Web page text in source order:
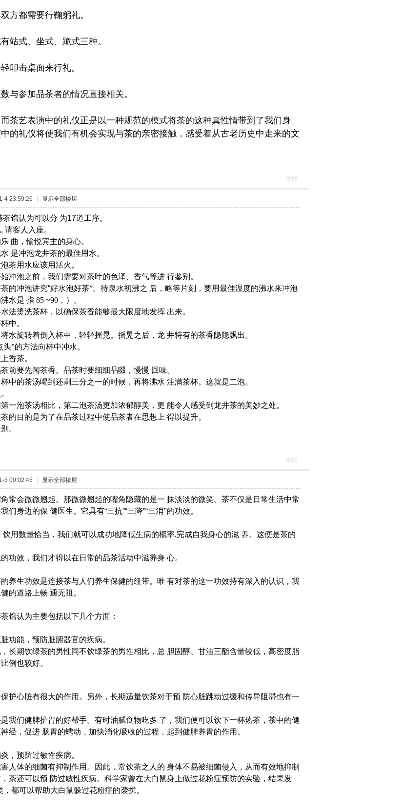
方都需要行鞠躬礼。
站式、坐式、跪式三种。
叩击桌面来行礼。
与参加品茶者的情况直接相关。
茶艺表演中的礼仪正是以一种规范的模式将茶的这种真性情带到了我们身
的礼仪将使我们有机会实现与茶的亲密接触，感受着从古老历史中走来的文
举报
4 23:59:26 显示全部楼层
茶馆认为可以分 为17道工序。
, 请客人入座。
曲，愉悦宾主的身心。
是冲泡龙井茶的最佳用水。
茶用水应该用活火。
冲泡之前，我们需要对茶叶的色泽、香气等进 行鉴别。
的冲泡讲究“好水泡好茶”。待泉水初沸之 后，略等片刻，要用最佳温度的沸水来冲泡
水是 指 85 ~90，）。
法烫洗茶杯，以确保茶香能够最大限度地发挥 出来。
中。
水旋转着倒入杯中，轻轻摇晃。摇晃之后，龙 井特有的茶香隐隐飘出。
头”的方法向杯中冲水。
香茶。
前要先闻茶香。品茶时要细细品啜，慢慢 回味。
中的茶汤喝到还剩三分之一的时候，再将沸水 注满茶杯。这就是二泡。
一泡茶汤相比，第二泡茶汤更加浓郁醇美，更 能令人感受到龙井茶的美妙之处。
的目的是为了在品茶过程中使品茶者在思想上 得以提升。
。
举报
5 00:02:45 显示全部楼层
常会微微翘起。那微微翘起的嘴角隐藏的是一 抹淡淡的微笑。茶不仅是日常生活中常
们身边的保 健医生。它具有“三抗”“三降”“三消”的功效。
饮用数量恰当，我们就可以成功地降低生病的概率.完成自我身心的滋 养。这便是茶的
功效，我们才得以在日常的品茶活动中滋养身 心。
养生功效是连接茶与人们养生保健的纽带。唯 有对茶的这一功效持有深入的认识，我
的道路上畅 通无阻。
馆认为主要包括以下几个方面：
功能，预防脏腑器官的疾病。
长期饮绿茶的男性同不饮绿茶的男性相比，总 胆固醇、甘油三酯含量较低，高密度脂
例也较好。
护心脏有很大的作用。另外，长期适量饮茶对于预 防心脏跳动过缓和传导阻滞也有一
我们健脾护胃的好帮手。有时油腻食物吃多 了，我们便可以饮下一杯热茶，茶中的健
经，促进 肠胃的蠕动，加快消化吸收的过程，起到健脾养胃的作用。
，预防过敏性疾病。
人体的细菌有抑制作用。因此，常饮茶之人的 身体不易被细菌侵入，从而有效地抑制
茶还可以预 防过敏性疾病。科学家曾在大白鼠身上做过花粉症预防的实验，结果发
，都可以帮助大白鼠躲过花粉症的袭扰。